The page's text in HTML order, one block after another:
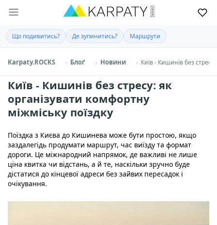
Що подивитись? Де зупинитись? Маршрути
Karpaty.ROCKS Блоґ Новини Київ - Кишинів без
Київ - Кишинів без стресу: як
організувати комфортну
міжміську поїздку
Поїздка з Києва до Кишинева може бути простою, якщо
заздалегідь продумати маршрут, час виїзду та формат
дороги. Це міжнародний напрямок, де важливі не лише
ціна квитка чи відстань, а й те, наскільки зручно буде
дістатися до кінцевої адреси без зайвих пересадок і
очікування.